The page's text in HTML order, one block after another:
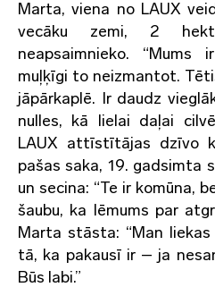
Marta, viena no LAUX
vecāku zemi, 2
neapsaimnieko.
muļķīgi to neizmantot.
jāpārkaplē. Ir daudz
nulles, kā lielai daļai
LAUX attīstītājas dzīvo
pašas saka, 19. gadsimta
un secina: “Te ir komūna,
šaubu, ka lēmums par
Marta stāsta: “Man
tā, ka pakausī ir – ja
Būs labi.”